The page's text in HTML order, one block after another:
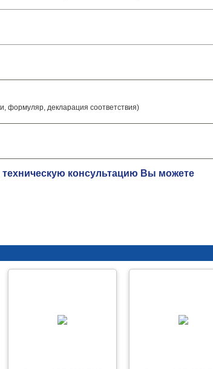
формуляр, декларация соответствия)
техническую консультацию Вы можете